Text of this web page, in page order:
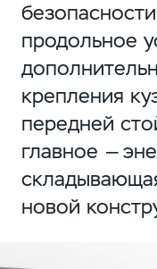
продольное
крепления
передней
главное —
новой